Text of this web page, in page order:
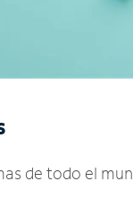
de todo el